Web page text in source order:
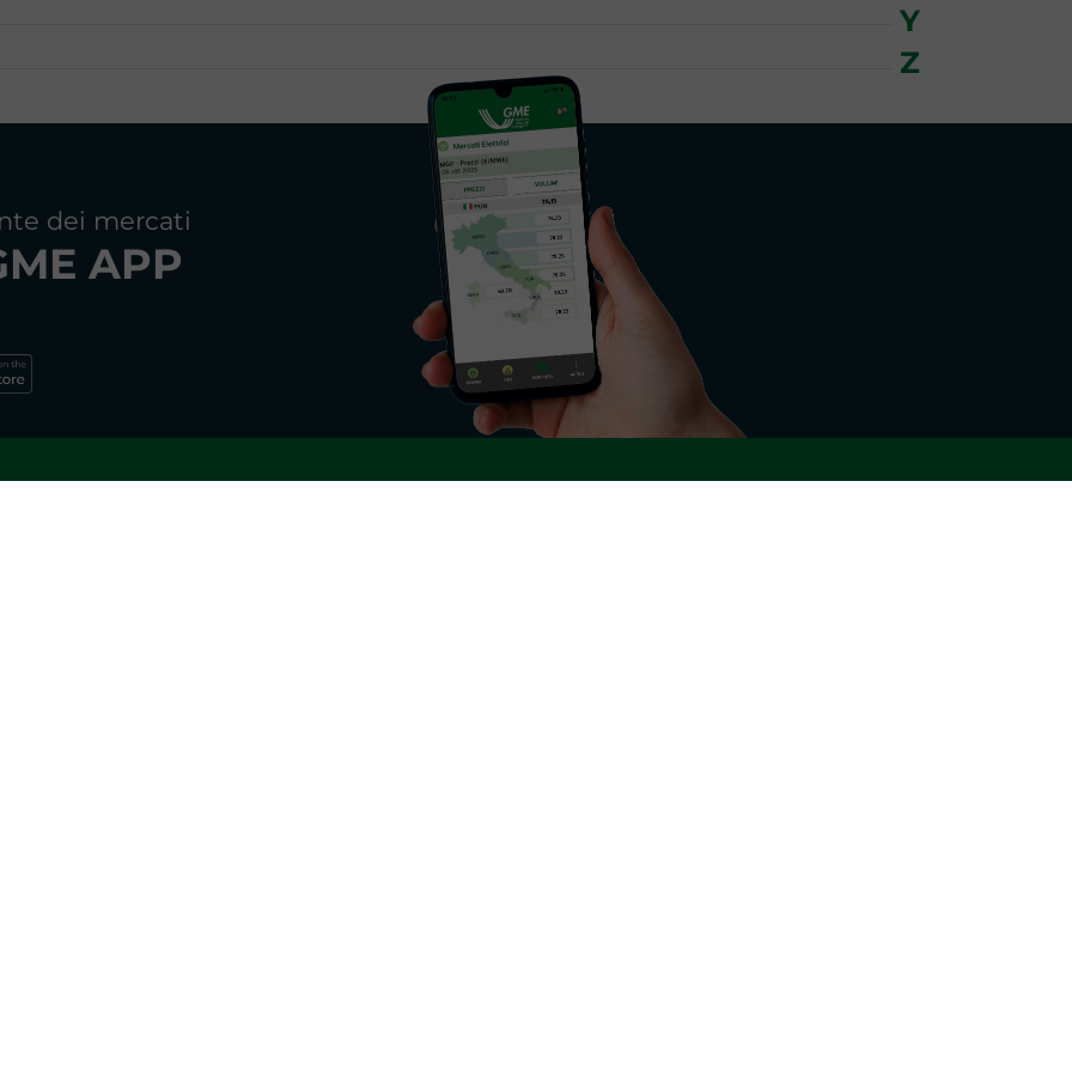
servizio di dispacciamento, diretto a impartire ordini di dispacciamento per il mantenimento in tempo
Margini di Riservasecondaria di potenza, tenendo conto
acquista i relativi servizi sul Mercato per il bilanciamento e redispacciamento.
l'insieme delle proposte di negoziazione immesse dagli operatori nel sistema informatico, ordinate in
e offerta per la compravendita dell'energia elettrica all'ingrosso. La gestione economica della
Y
Z
dei mercati
APP